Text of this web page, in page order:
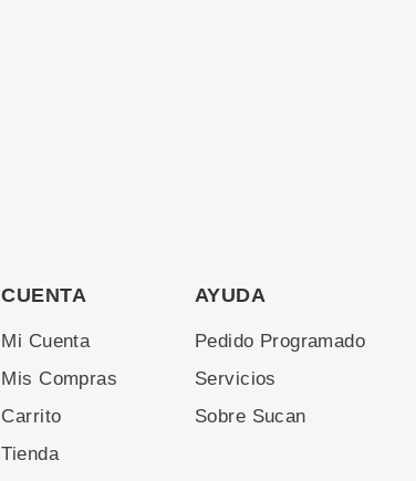
CUENTA
Mi Cuenta
Mis Compras
Carrito
Tienda
AYUDA
Pedido Programado
Servicios
Sobre Sucan